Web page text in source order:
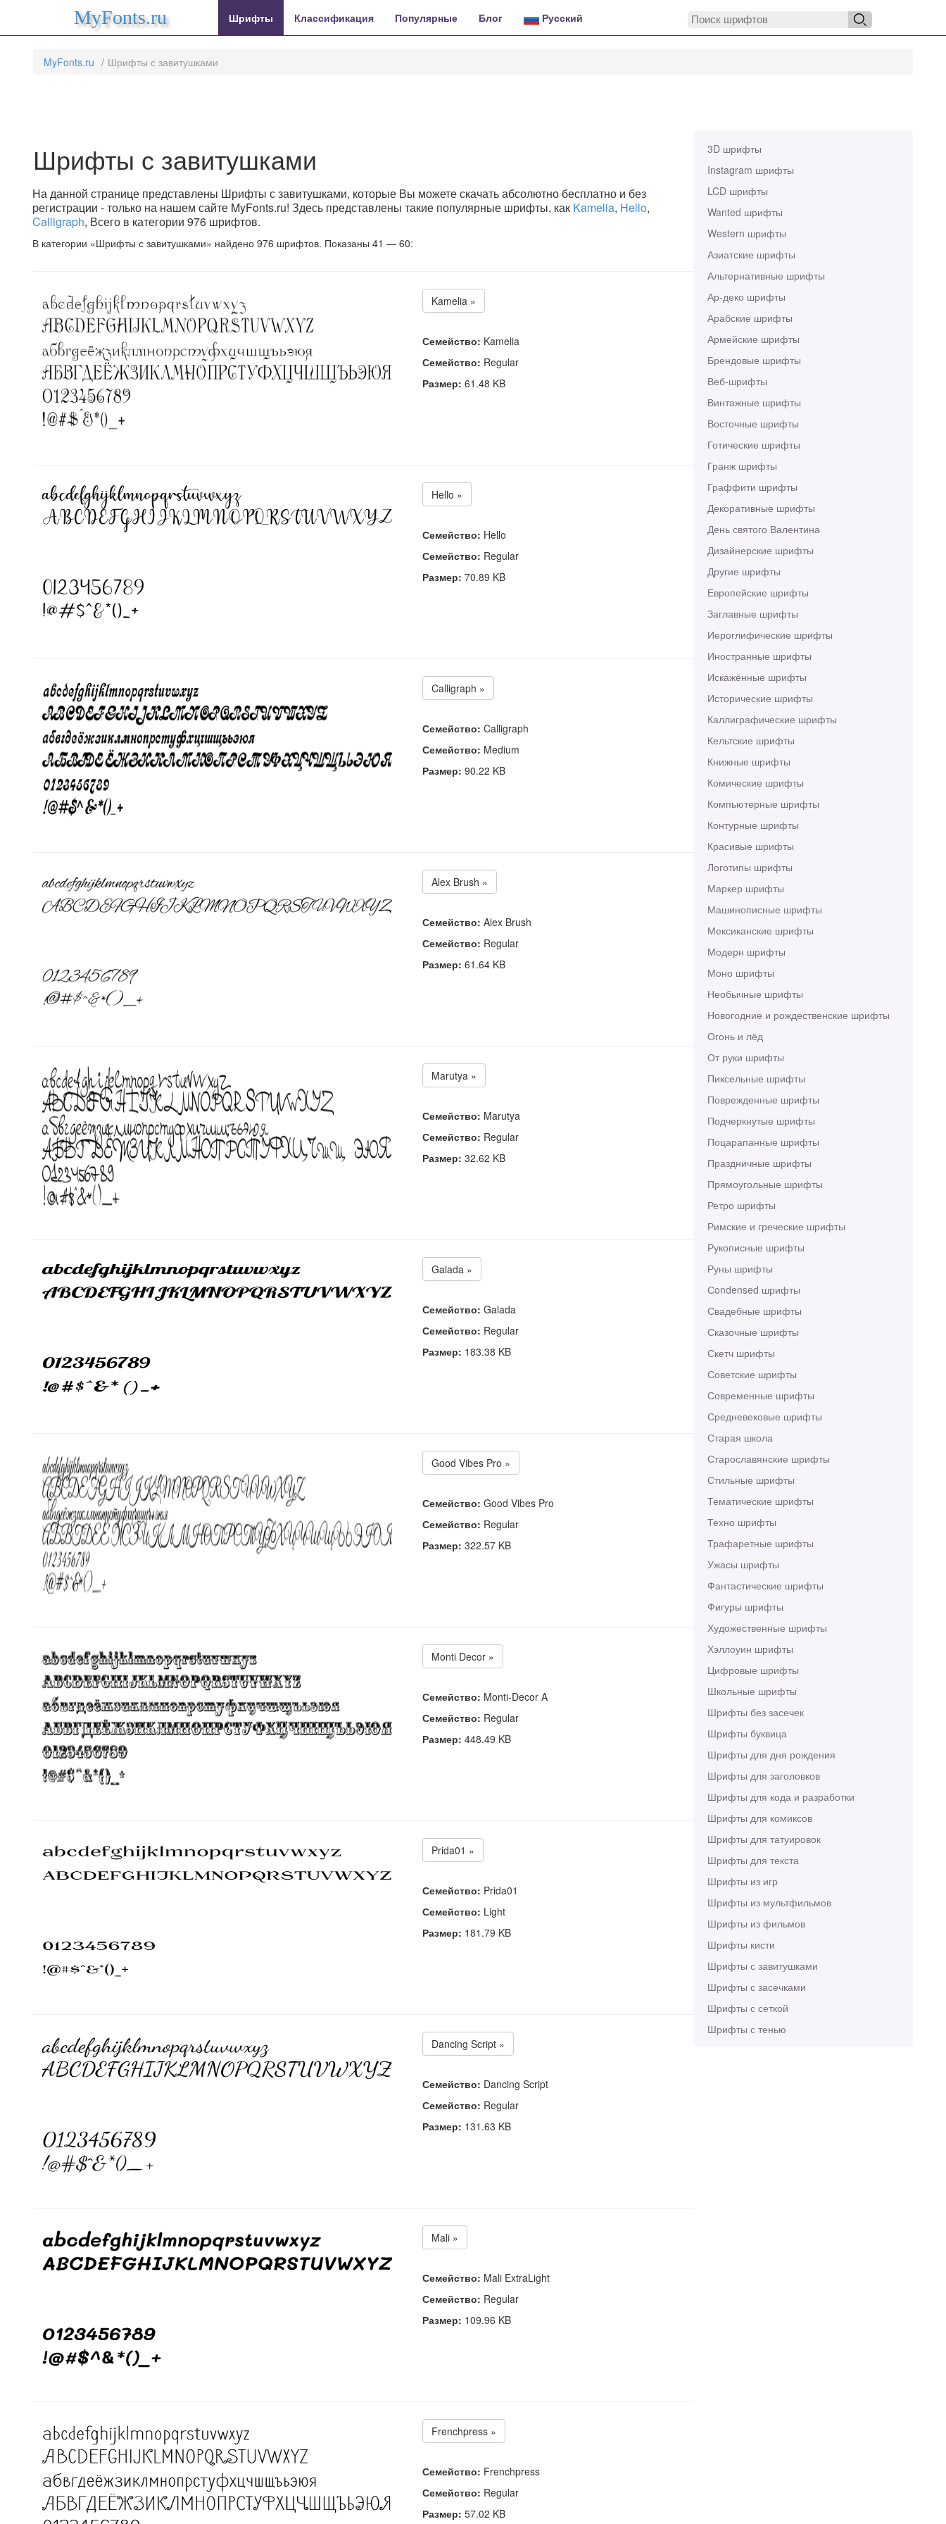
MyFonts.ru Шрифты Классификация Популярные Блог Русский
MyFonts.ru Шрифты с завитушками
3D шрифты
Instagram шрифты
LCD шрифты
Wanted шрифты
Western шрифты
Азиатские шрифты
Альтернативные шрифты
Ар-деко шрифты
Арабские шрифты
Армейские шрифты
Брендовые шрифты
Веб-шрифты
Винтажные шрифты
Восточные шрифты
Готические шрифты
Гранж шрифты
Граффити шрифты
Декоративные шрифты
День святого Валентина
Дизайнерские шрифты
Другие шрифты
Европейские шрифты
Заглавные шрифты
Иероглифические шрифты
Иностранные шрифты
Искажённые шрифты
Исторические шрифты
Каллиграфические шрифты
Кельтские шрифты
Книжные шрифты
Комические шрифты
Компьютерные шрифты
Контурные шрифты
Красивые шрифты
Логотипы шрифты
Маркер шрифты
Машинописные шрифты
Мексиканские шрифты
Модерн шрифты
Моно шрифты
Необычные шрифты
Новогодние и рождественские шрифты
Огонь и лёд
От руки шрифты
Пиксельные шрифты
Поврежденные шрифты
Подчеркнутые шрифты
Поцарапанные шрифты
Праздничные шрифты
Прямоугольные шрифты
Ретро шрифты
Римские и греческие шрифты
Рукописные шрифты
Руны шрифты
Сondensed шрифты
Свадебные шрифты
Сказочные шрифты
Скетч шрифты
Советские шрифты
Современные шрифты
Средневековые шрифты
Старая школа
Старославянские шрифты
Стильные шрифты
Тематические шрифты
Техно шрифты
Трафаретные шрифты
Ужасы шрифты
Фантастические шрифты
Фигуры шрифты
Художественные шрифты
Хэллоуин шрифты
Цифровые шрифты
Школьные шрифты
Шрифты без засечек
Шрифты буквица
Шрифты для дня рождения
Шрифты для заголовков
Шрифты для кода и разработки
Шрифты для комиксов
Шрифты для татуировок
Шрифты для текста
Шрифты из игр
Шрифты из мультфильмов
Шрифты из фильмов
Шрифты кисти
Шрифты с завитушками
Шрифты с засечками
Шрифты с сеткой
Шрифты с тенью
Шрифты с завитушками
На данной странице представлены Шрифты с завитушками, которые Вы можете скачать абсолютно бесплатно и без
регистрации - только на нашем сайте MyFonts.ru! Здесь представлены такие популярные шрифты, как Kamelia, Hello,
Calligraph, Всего в категории 976 шрифтов.
В категории «Шрифты с завитушками» найдено 976 шрифтов. Показаны 41 — 60:
Kamelia »
Семейство: Kamelia
Семейство: Regular
Размер: 61.48 KB
Hello »
Семейство: Hello
Семейство: Regular
Размер: 70.89 KB
Calligraph »
Семейство: Calligraph
Семейство: Medium
Размер: 90.22 KB
Alex Brush »
Семейство: Alex Brush
Семейство: Regular
Размер: 61.64 KB
Marutya »
Семейство: Marutya
Семейство: Regular
Размер: 32.62 KB
Galada »
Семейство: Galada
Семейство: Regular
Размер: 183.38 KB
Good Vibes Pro »
Семейство: Good Vibes Pro
Семейство: Regular
Размер: 322.57 KB
Monti Decor »
Семейство: Monti-Decor A
Семейство: Regular
Размер: 448.49 KB
Prida01 »
Семейство: Prida01
Семейство: Light
Размер: 181.79 KB
Dancing Script »
Семейство: Dancing Script
Семейство: Regular
Размер: 131.63 KB
Mali »
Семейство: Mali ExtraLight
Семейство: Regular
Размер: 109.96 KB
Frenchpress »
Семейство: Frenchpress
Семейство: Regular
Размер: 57.02 KB